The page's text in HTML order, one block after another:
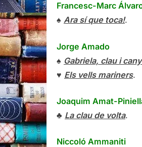
Francesc-Marc
♠ Ara sí que toca!.
Jorge Amado
♠ Gabriela, clau i
♥ Els vells mariners.
Joaquim Amat-
♣ La clau de volta.
Niccoló Ammaniti